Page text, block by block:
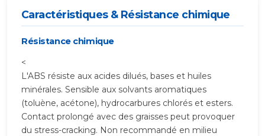
Caractéristiques & Résistance chimique
Résistance chimique
<
L'ABS résiste aux acides dilués, bases et huiles
minérales. Sensible aux solvants aromatiques
(toluène, acétone), hydrocarbures chlorés et esters.
Contact prolongé avec des graisses peut provoquer
du stress-cracking. Non recommandé en milieu